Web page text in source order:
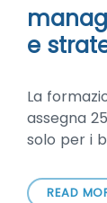
e
La
assegna
solo per i
READ